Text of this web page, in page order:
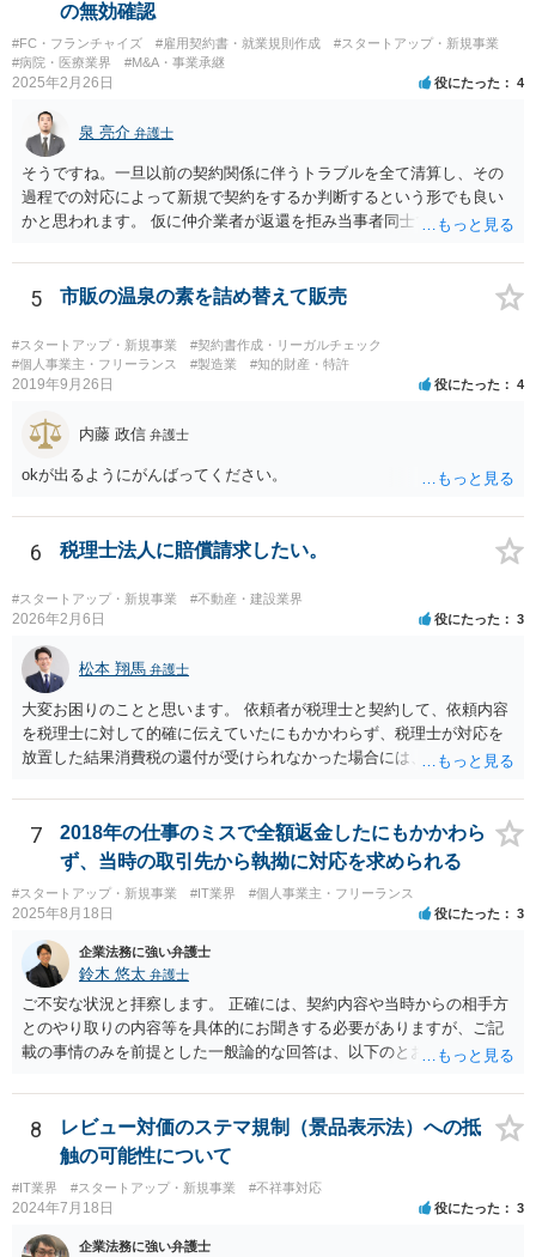
の無効確認
#FC・フランチャイズ #雇用契約書・就業規則作成
#スタートアップ・新規事業
#病院・医療業界
#M&A・事業承継
2025年2月26日 役にたった 4
泉 亮介 弁護士
そうですね。一旦以前の契約関係に伴うトラブルを全て清算し、その
過程での対応によって新規で契約をするか判断するという形でも良い
かと思われます。 仮に仲介業者が返還を拒み当事者同士での解決が困
5 市販の温泉の素を詰め替えて販売
#スタートアップ・新規事業
#契約書作成・リーガルチェック
#個人事業主・フリーランス
#製造業 #知的財産・特許
2019年9月26日 役にたった 4
内藤 政信 弁護士
okが出るようにがんばってください。
6 税理士法人に賠償請求したい。
#スタートアップ・新規事業 #不動産・建設業界
2026年2月6日 役にたった 3
松本 翔馬 弁護士
大変お困りのことと思います。 依頼者が税理士と契約して、依頼内容
を税理士に対して的確に伝えていたにもかかわらず、税理士が対応を
放置した結果消費税の還付が受けられなかった場合には、賠償請求で
あるか否かという問題 ②税理士本人が税務業務をしていなかったとい
う税理士職務の妥当性の問題 ③クライアントが誤って簡易課税届出書
を提出していたところ、税理士が課税方式の確認をしなかった問題 と
いう課題があります。 ①については、 税理士が責任を持つのは契約に
明記された委任事務に限定されるのが原則です。 サービスとして委任
事務外の税務相談に応じた結果、その責任を負う場合もゼロではあり
ませんが、責任追及するハードルはかなり上がります。 ②について
は、 実際上、税理士事務所では事務員が顧客対応することが多いと聞
きます。 そのため、メールに税理士が参加していないことや直接面談
していないことをもって賠償請求の理由とすることは現実問題として
は難しい可能性があります。 ③については、 税理士が、契約上の委任
事務外の税務相談をサービスで実施していた場合は、税理士側から積
極的に課税方式を確認しなければならないという程度の注意義務は認
められにくいのではないかと思います。 もっとも、顧問契約締結当初
から本件法人設立の相談についても依頼しており委任事務に含まれて
いたと主張できる事情がある場合には、上記より幾分有利に進められ
るかと思います。 より詳細な検討は、個別に法律事務所に問い合わせ
て法律相談されるとよいでしょう。
7
2018年の仕事のミスで全額返金したにもかかわら
ず、当時の取引先から執拗に対応を求められる
#スタートアップ・新規事業 #IT業界 #個人事業主・フリーランス
2025年8月18日 役にたった 3
企業法務に強い弁護士
鈴木 悠太 弁護士
ご不安な状況と拝察します。 正確には、契約内容や当時からの相手方
とのやり取りの内容等を具体的にお聞きする必要がありますが、ご記
載の事情のみを前提とした一般論的な回答は、以下のとおりです。 ①
前の商事消滅時効、不法行為消滅時効）にかかっている可能性が高い
です。 ②相手方の報告要求については、法的には従う義務はないでし
ょう。 ③すでに対応は完了しており、もし相手方から今後具体的な法
的請求ないし措置がなされれば改めて検討するという方針でもよいよ
うに思われます。
8
レビュー対価のステマ規制（景品表示法）への抵
触の可能性について
#IT業界 #スタートアップ・新規事業 #不祥事対応
2024年7月18日 役にたった 3
企業法務に強い弁護士